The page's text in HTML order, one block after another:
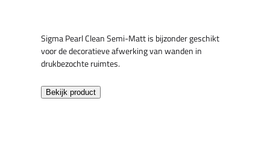
Sigma Pearl Clean Semi-Matt is bijzonder geschikt
voor de decoratieve afwerking van wanden in
drukbezochte ruimtes.
Bekijk product